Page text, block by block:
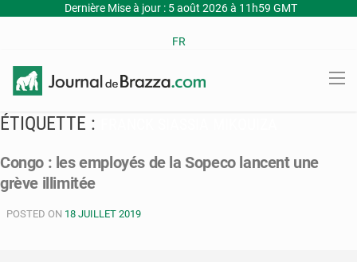
Dernière Mise à jour : 5 août 2026 à 11h59 GMT
FR
ÉTIQUETTE :
Congo : les employés de la Sopeco lancent une
grève illimitée
POSTED ON 18 JUILLET 2019